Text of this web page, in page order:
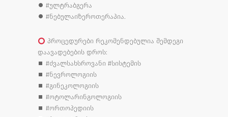
⏺ #ულტრაბგერა
⏺ #ნებულაიზეროთერაპია.
პროცედურები რეკომენდებულია შემდეგი
დაავადებების დროს:
⏹ #ძვალსახსროვანი #სისტემის
⏹ #ნევროლოგიის
⏹ #გინეკოლოგიის
⏹ #ოტოლარინგოლოგიის
⏹ #ორთოპედიის